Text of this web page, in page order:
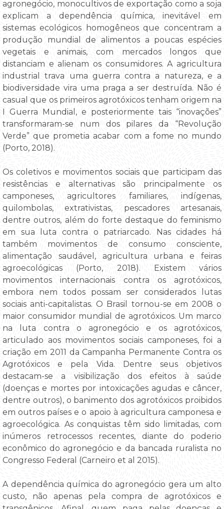
agronegócio, monocultivos de exportação como a soja
explicam a dependência química, inevitável em
sistemas ecológicos homogêneos que concentram a
produção mundial de alimentos a poucas espécies
vegetais e animais, com mercados longos que
distanciam e alienam os consumidores. A agricultura
industrial trava uma guerra contra a natureza, e a
biodiversidade vira uma praga a ser destruída. Não é
casual que os primeiros agrotóxicos tenham origem na
I Guerra Mundial, e posteriormente tais “inovações”
transformaram-se num dos pilares da “Revolução
Verde” que prometia acabar com a fome no mundo
(Porto, 2018).
Os coletivos e movimentos sociais que participam das
resistências e alternativas são principalmente os
camponeses, agricultores familiares, indígenas,
quilombolas, extrativistas, pescadores artesanais,
dentre outros, além do forte destaque do feminismo
em sua luta contra o patriarcado. Nas cidades há
também movimentos de consumo consciente,
alimentação saudável, agricultura urbana e feiras
agroecológicas (Porto, 2018). Existem vários
movimentos internacionais contra os agrotóxicos,
embora nem todos possam ser considerados lutas
sociais anti-capitalistas. O Brasil tornou-se em 2008 o
maior consumidor mundial de agrotóxicos. Um marco
na luta contra o agronegócio e os agrotóxicos,
articulado aos movimentos sociais camponeses, foi a
criação em 2011 da Campanha Permanente Contra os
Agrotóxicos e pela Vida. Dentre seus objetivos
destacam-se a visibilização dos efeitos à saúde
(doenças e mortes por intoxicações agudas e câncer,
dentre outros), o banimento dos agrotóxicos proibidos
em outros países e o apoio à agricultura camponesa e
agroecológica. As conquistas têm sido limitadas, com
inúmeros retrocessos recentes, diante do poderio
econômico do agronegócio e da bancada ruralista no
Congresso Federal (Carneiro et al 2015).
A dependência química do agronegócio gera um alto
custo, não apenas pela compra de agrotóxicos e